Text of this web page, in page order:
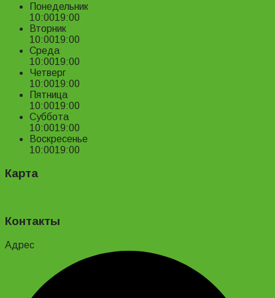
Понедельник
10:0019:00
Вторник
10:0019:00
Среда
10:0019:00
Четверг
10:0019:00
Пятница
10:0019:00
Суббота
10:0019:00
Воскресенье
10:0019:00
Карта
Контакты
Адрес